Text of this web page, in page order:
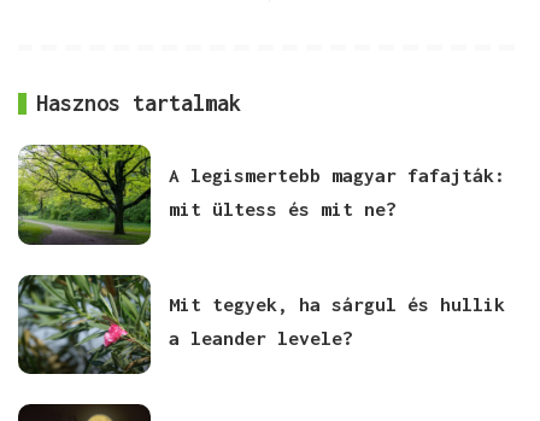
Hasznos tartalmak
A legismertebb magyar fafajták:
mit ültess és mit ne?
Mit tegyek, ha sárgul és hullik
a leander levele?